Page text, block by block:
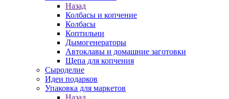
Назад
Колбасы и копчение
Колбасы
Коптильни
Дымогенераторы
Автоклавы и домашние заготовки
Щепа для копчения
Сыроделие
Идеи подарков
Упаковка для маркетов
Назад